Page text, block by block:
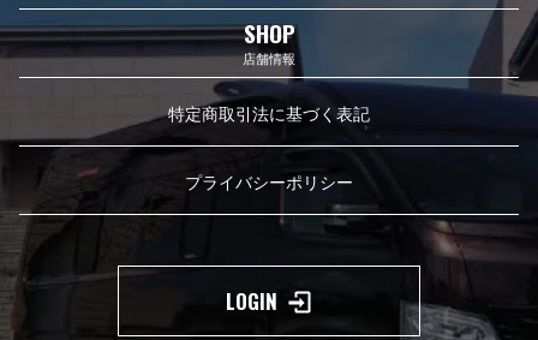
SHOP
店舗情報
特定商取引法に基づく表記
プライバシーポリシー
LOGIN